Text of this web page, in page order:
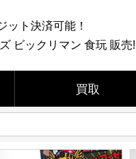
ット決済可能！
ビックリマン 食玩 販売
買取